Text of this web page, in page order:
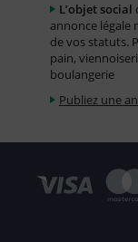
L’objet social
annonce légale
de vos statuts.
pain,
boulangerie
Publiez une